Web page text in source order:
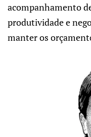
acompanhamento
produtividade e
manter os